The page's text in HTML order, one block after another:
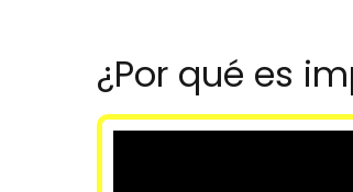
¿Por qué es